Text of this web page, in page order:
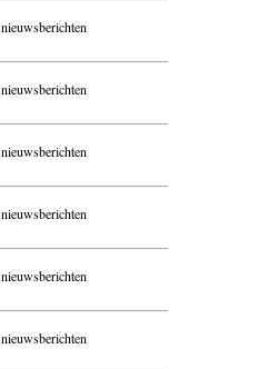
nieuwsberichten
nieuwsberichten
nieuwsberichten
nieuwsberichten
nieuwsberichten
nieuwsberichten